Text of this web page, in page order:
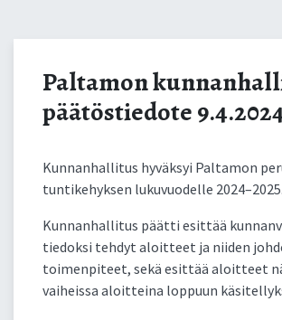
Paltamon
päätöstiedote
Paltamon
päätöstiedote
Kunnanhallitus hyväksyi Paltamon
tuntikehyksen lukuvuodelle 2024–2025.
Kunnanhallitus päätti esittää
tiedoksi tehdyt aloitteet ja niiden
toimenpiteet, sekä esittää aloitteet
vaiheissa aloitteina loppuun